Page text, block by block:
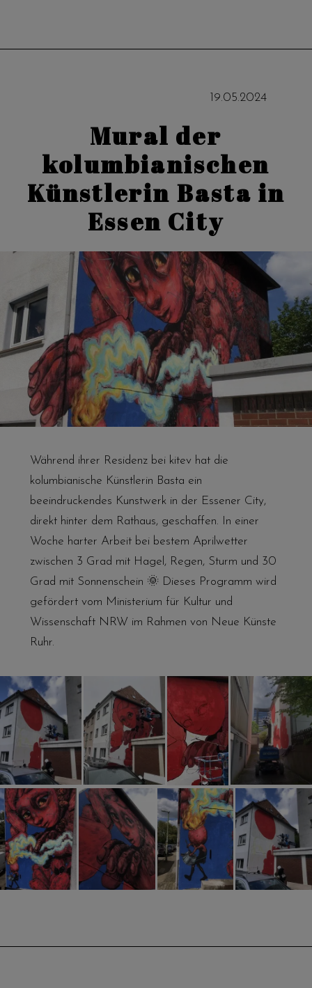
19.05.2024
Mural der
kolumbianischen
Künstlerin Basta in
Essen City
Während ihrer Residenz bei kitev hat die
kolumbianische Künstlerin Basta ein
beeindruckendes Kunstwerk in der Essener City,
direkt hinter dem Rathaus, geschaffen. In einer
Woche harter Arbeit bei bestem Aprilwetter
zwischen 3 Grad mit Hagel, Regen, Sturm und 30
Grad mit Sonnenschein 🌞 Dieses Programm wird
gefördert vom Ministerium für Kultur und
Wissenschaft NRW im Rahmen von Neue Künste
Ruhr.